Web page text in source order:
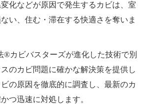
化などが原因で発生するカビは、室
い、住む・滞在する快適さを奪いま
®カビバスターズが進化した技術で別
のカビ問題に確かな解決策を提供し
の原因を徹底的に調査し、最新のカ
つ迅速に対処します。